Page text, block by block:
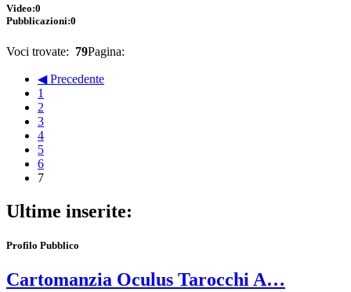
Video:0
Pubblicazioni:0
Voci trovate: 79Pagina:
◀ Precedente
1
2
3
4
5
6
7
Ultime inserite:
Profilo Pubblico
Cartomanzia Oculus Tarocchi A…